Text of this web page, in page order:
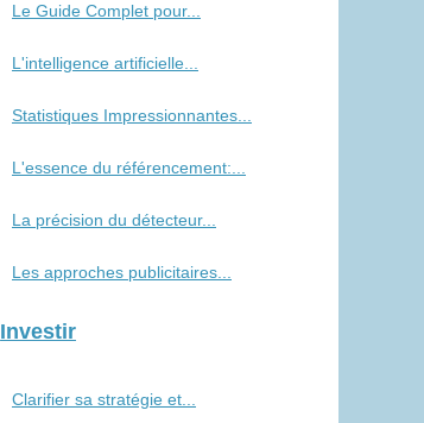
Le Guide Complet pour...
L'intelligence artificielle...
Statistiques Impressionnantes...
L'essence du référencement:...
La précision du détecteur...
Les approches publicitaires...
Investir
Clarifier sa stratégie et...